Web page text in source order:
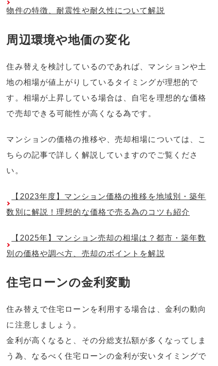
物件の特徴、耐震性や耐久性について解説
周辺環境や地価の変化
住み替えを検討しているのであれば、マンションや土
地の相場が値上がりしているタイミングが理想的で
す。相場が上昇している場合は、自宅を理想的な価格
で売却できる可能性が高くなる為です。
マンションの価格の推移や、売却相場については、こ
ちらの記事で詳しく解説していますのでご覧くださ
い。
【2023年度】マンション価格の推移を地域別・築年
数別に解説！理想的な価格で売る為のコツも紹介
【2025年】マンション売却の相場は？都市・築年数
別の価格や調べ方、売却のポイントを解説
住宅ローンの金利変動
住み替えで住宅ローンを利用する場合は、金利の動向
に注意しましょう。
金利が高くなると、その分総支払額が多くなってしま
う為、なるべく住宅ローンの金利が安いタイミングで